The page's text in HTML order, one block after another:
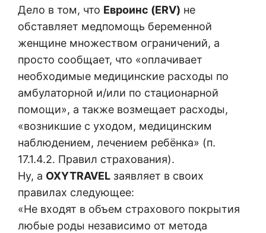
Дело в том, что Евроинс (ERV) не
обставляет медпомощь беременной
женщине множеством ограничений, а
просто сообщает, что «оплачивает
необходимые медицинские расходы по
амбулаторной и/или по стационарной
помощи», а также возмещает расходы,
«возникшие с уходом, медицинским
наблюдением, лечением ребёнка» (п.
17.1.4.2. Правил страхования).
Ну, а OXYTRAVEL заявляет в своих
правилах следующее:
«Не входят в объем страхового покрытия
любые роды независимо от метода